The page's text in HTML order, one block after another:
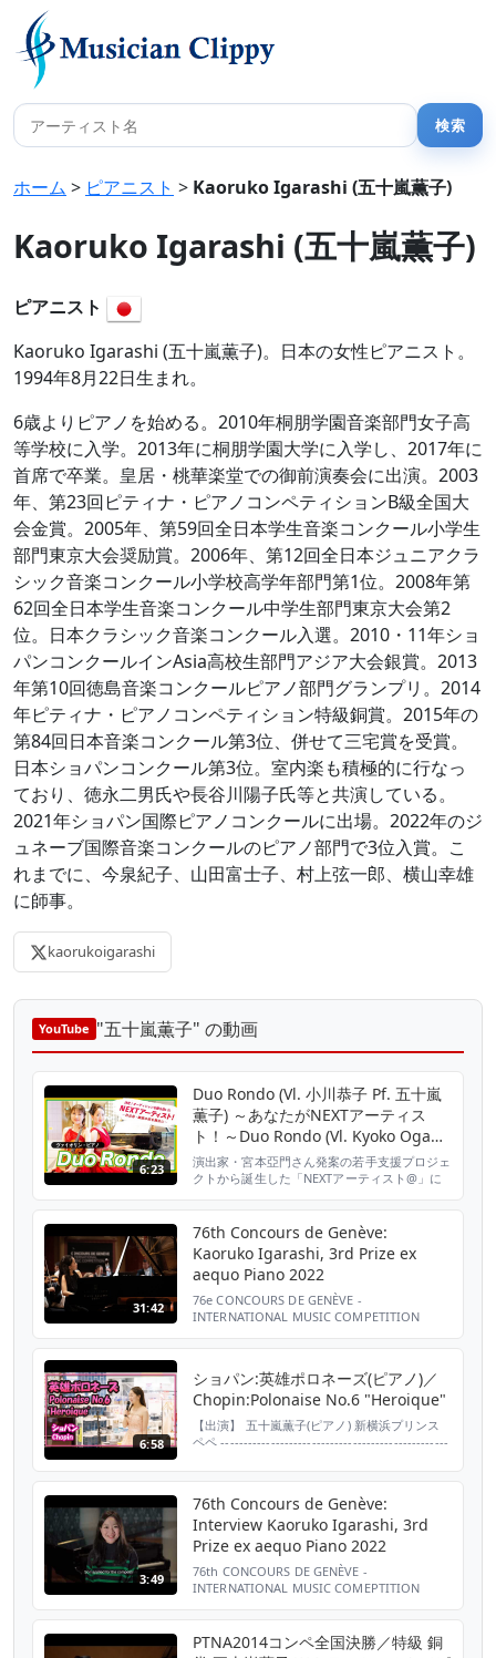
ホーム > ピアニスト > Kaoruko Igarashi (五十嵐薫子)
Kaoruko Igarashi (五十嵐薫子)
ピアニスト
Kaoruko Igarashi (五十嵐薫子)。日本の女性ピアニスト。
1994年8月22日生まれ。
6歳よりピアノを始める。2010年桐朋学園音楽部門女子高
等学校に入学。2013年に桐朋学園大学に入学し、2017年に
首席で卒業。皇居・桃華楽堂での御前演奏会に出演。2003
年、第23回ピティナ・ピアノコンペティションB級全国大
会金賞。2005年、第59回全日本学生音楽コンクール小学生
部門東京大会奨励賞。2006年、第12回全日本ジュニアクラ
シック音楽コンクール小学校高学年部門第1位。2008年第
62回全日本学生音楽コンクール中学生部門東京大会第2
位。日本クラシック音楽コンクール入選。2010・11年ショ
パンコンクールインAsia高校生部門アジア大会銀賞。2013
年第10回徳島音楽コンクールピアノ部門グランプリ。2014
年ピティナ・ピアノコンペティション特級銅賞。2015年の
第84回日本音楽コンクール第3位、併せて三宅賞を受賞。
日本ショパンコンクール第3位。室内楽も積極的に行なっ
ており、徳永二男氏や長谷川陽子氏等と共演している。
2021年ショパン国際ピアノコンクールに出場。2022年のジ
ュネーブ国際音楽コンクールのピアノ部門で3位入賞。こ
れまでに、今泉紀子、山田富士子、村上弦一郎、横山幸雄
に師事。
kaorukoigarashi
YouTube "五十嵐薫子" の動画
6:23
Duo Rondo (Vl. 小川恭子 Pf. 五十嵐
薫子) ～あなたがNEXTアーティス
ト！～Duo Rondo (Vl. Kyoko Ogawa
Pf. Kaoruko Igarashi)
演出家・宮本亞門さん発案の若手支援プロジェ
クトから誕生した「NEXTアーティスト@」に
オリン・ピアノ】（東京ミッドタウン日比谷
地下通路）をご紹介します。 ＜アーティスト
メッセージ＞ 「信頼し合う盟友が織りなすハ
ーモニー」というご紹介の通り、私達は...
31:42
76th Concours de Genève:
Kaoruko Igarashi, 3rd Prize ex
aequo Piano 2022
76e CONCOURS DE GENÈVE -
INTERNATIONAL MUSIC COMPETITION
aequo S. P...
6:58
ショパン:英雄ポロネーズ(ピアノ)／
Chopin:Polonaise No.6 "Heroique"
【出演】 五十嵐薫子(ピアノ) 新横浜プリンス
ペペ --------------------------------------------------
に、もっと音楽を。 朝♪クラ～Asa－Kura...
3:49
76th Concours de Genève:
Interview Kaoruko Igarashi, 3rd
Prize ex aequo Piano 2022
76th CONCOURS DE GENÈVE -
INTERNATIONAL MUSIC COMEPTITION
3rd Prize ex aequo of the 76th Conc...
PTNA2014コンペ全国決勝／特級 銅